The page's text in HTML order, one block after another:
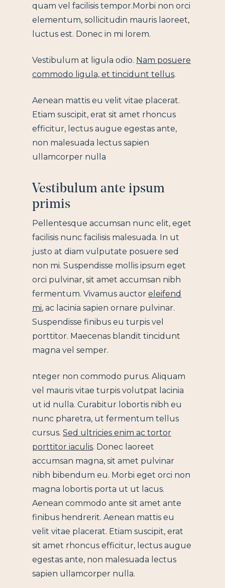
quam vel facilisis tempor.Morbi non orci
elementum, sollicitudin mauris laoreet,
luctus est. Donec in mi lorem.
Vestibulum at ligula odio. Nam posuere
commodo ligula, et tincidunt tellus.
Aenean mattis eu velit vitae placerat.
Etiam suscipit, erat sit amet rhoncus
efficitur, lectus augue egestas ante,
non malesuada lectus sapien
ullamcorper nulla
Vestibulum ante ipsum
primis
Pellentesque accumsan nunc elit, eget
facilisis nunc facilisis malesuada. In ut
justo at diam vulputate posuere sed
non mi. Suspendisse mollis ipsum eget
orci pulvinar, sit amet accumsan nibh
fermentum. Vivamus auctor eleifend
mi, ac lacinia sapien ornare pulvinar.
Suspendisse finibus eu turpis vel
porttitor. Maecenas blandit tincidunt
magna vel semper.
nteger non commodo purus. Aliquam
vel mauris vitae turpis volutpat lacinia
ut id nulla. Curabitur lobortis nibh eu
nunc pharetra, ut fermentum tellus
cursus. Sed ultricies enim ac tortor
porttitor iaculis. Donec laoreet
accumsan magna, sit amet pulvinar
nibh bibendum eu. Morbi eget orci non
magna lobortis porta ut ut lacus.
Aenean commodo ante sit amet ante
finibus hendrerit. Aenean mattis eu
velit vitae placerat. Etiam suscipit, erat
sit amet rhoncus efficitur, lectus augue
egestas ante, non malesuada lectus
sapien ullamcorper nulla.